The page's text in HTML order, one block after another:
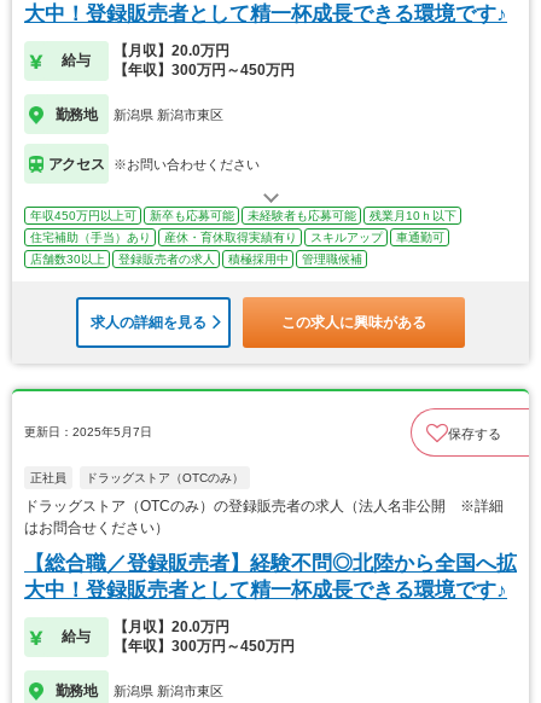
大中！登録販売者として精一杯成長できる環境です♪
給与
【月収】20.0万円
【年収】300万円～450万円
勤務地 新潟県 新潟市東区
アクセス ※お問い合わせください
年収450万円以上可 新卒も応募可能 未経験者も応募可能
残業月10ｈ以下
住宅補助（手当）あり
産休・育休取得実績有り スキルアップ
車通勤可
店舗数30以上
登録販売者の求人 積極採用中 管理職候補
求人の詳細を見る この求人に興味がある
更新日：2025年5月7日 保存する
正社員 ドラッグストア（OTCのみ）
ドラッグストア（OTCのみ）の登録販売者の求人（法人名非公開 ※詳細
はお問合せください）
【総合職／登録販売者】経験不問◎北陸から全国へ拡
大中！登録販売者として精一杯成長できる環境です♪
給与
【月収】20.0万円
【年収】300万円～450万円
勤務地 新潟県 新潟市東区